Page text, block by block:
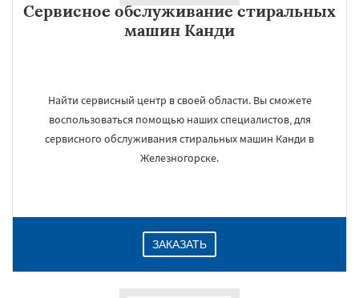
Сервисное обслуживание стиральных
машин Канди
Найти сервисный центр в своей области. Вы сможете
воспользоваться помощью наших специалистов, для
сервисного обслуживания стиральных машин Канди в
Железногорске.
ЗАКАЗАТЬ